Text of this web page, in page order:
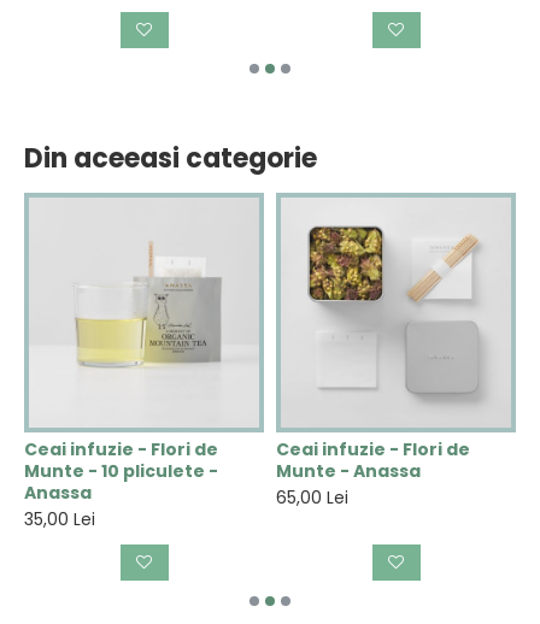
Din aceeasi categorie
Ceai infuzie - Flori de
Munte - 10 pliculete -
Anassa
35,00 Lei
Ceai infuzie - Flori de
Munte - Anassa
65,00 Lei